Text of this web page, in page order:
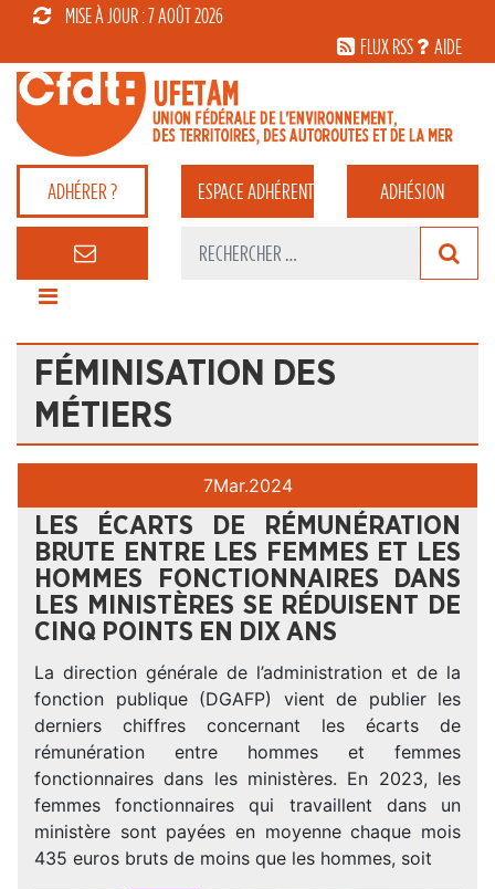
MISE À JOUR : 7 AOÛT 2026
FLUX RSS
AIDE
ADHÉRER ? ESPACEADHÉRENT ADHÉSION
FÉMINISATION DES
MÉTIERS
7Mar.2024
LES ÉCARTS DE RÉMUNÉRATION
BRUTE ENTRE LES FEMMES ET LES
HOMMES FONCTIONNAIRES DANS
LES MINISTÈRES SE RÉDUISENT DE
CINQ POINTS EN DIX ANS
La direction générale de l’administration et de la
fonction publique (DGAFP) vient de publier les
derniers chiffres concernant les écarts de
rémunération entre hommes et femmes
fonctionnaires dans les ministères. En 2023, les
femmes fonctionnaires qui travaillent dans un
ministère sont payées en moyenne chaque mois
435 euros bruts de moins que les hommes, soit